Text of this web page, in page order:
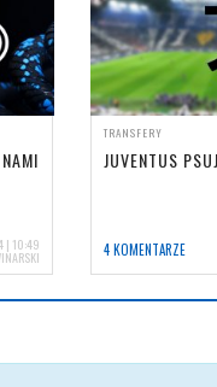
| 10:49
TRANSFERY
JUVENTUS
4 KOMENTARZE